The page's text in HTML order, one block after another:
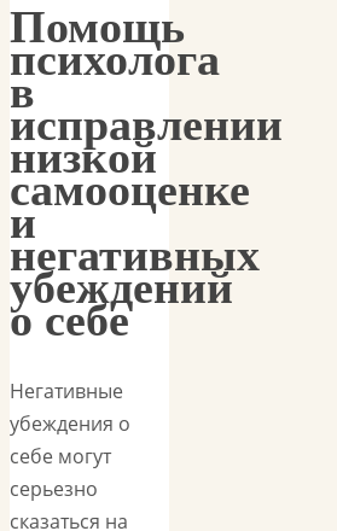
Помощь
психолога
в
исправлении
низкой
самооценке
и
негативных
убеждений
о себе
Негативные
убеждения о
себе могут
серьезно
сказаться на